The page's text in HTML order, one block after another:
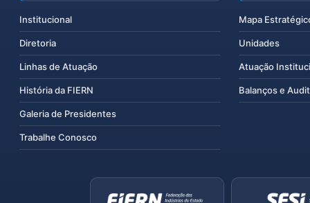
Institucional
Diretoria
Linhas de Atuação
História da FIERN
Galeria de Presidentes
Trabalhe Conosco
Mapa
Unidades
Atuação
Balanços e